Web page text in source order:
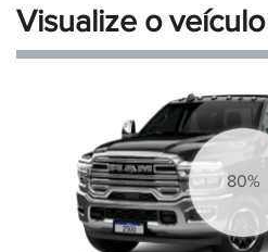
Visualize o
87%